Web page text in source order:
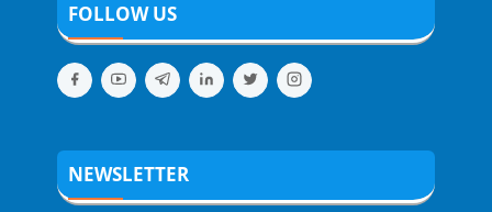
FOLLOW US
NEWSLETTER